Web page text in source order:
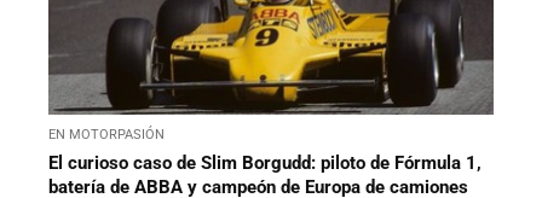
EN MOTORPASIÓN
El curioso caso de Slim Borgudd: piloto de Fórmula 1,
batería de ABBA y campeón de Europa de camiones